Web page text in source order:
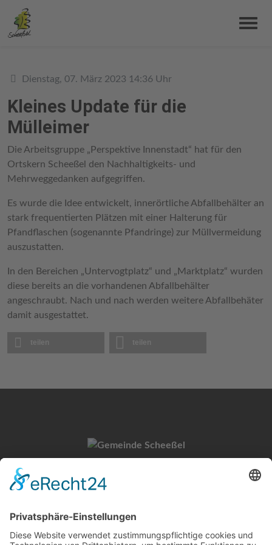
DetailsDienstag, 07. März 2023 14:36 Uhr
Kleines Update für die
Mülleimer
Die Arbeitsgruppe „Perspektive Innenstadt“ hat für den
Ortskern Scheeßel den Nachhaltigkeits- und
Mehrweggedanken aufgegriffen.
Es wurde die Idee entwickelt, innerörtliche Abfallbehälter an
stark frequentierten Plätzen mit einer Halterung für
Pfandflaschen (sogenannte Pfandringe) zur Müllvermeidung
auszustatten.
In den Bereichen „Untervogtplatz“ und „Marktplatz“ wurden
diese bereits an die vorhandenen Abfallbehälter
angeschraubt. Nach und nach werden weitere Abfallbehäter
damit ausgestattet.
teilen teilen
Gemeinde Scheeßel
27383 Scheeßel